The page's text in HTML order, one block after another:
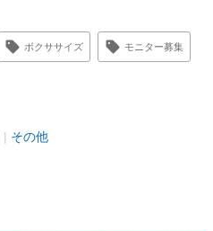
ボクササイズ モニター募集
その他